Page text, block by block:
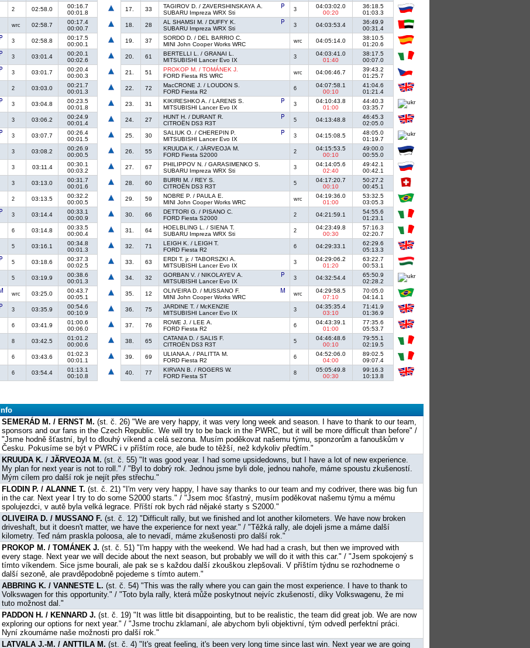
2 02:58.0
00:16.7
00:01.8
wrc 02:58.7
00:17.4
00:00.7
3 02:58.8
00:17.5
00:00.1
3 03:01.4
00:20.1
00:02.6
3 03:01.7
00:20.4
00:00.3
2 03:03.0
00:21.7
00:01.3
3 03:04.8
00:23.5
00:01.8
3 03:06.2
00:24.9
00:01.4
3 03:07.7
00:26.4
00:01.5
3 03:08.2
00:26.9
00:00.5
3 03:11.4
00:30.1
00:03.2
3 03:13.0
00:31.7
00:01.6
2 03:13.5
00:32.2
00:00.5
3 03:14.4
00:33.1
00:00.9
6 03:14.8
00:33.5
00:00.4
5 03:16.1
00:34.8
00:01.3
5 03:18.6
00:37.3
00:02.5
5 03:19.9
00:38.6
00:01.3
wrc 03:25.0
00:43.7
00:05.1
3 03:35.9
00:54.6
00:10.9
6 03:41.9
01:00.6
00:06.0
8 03:42.5
01:01.2
00:00.6
6 03:43.6
01:02.3
00:01.1
6 03:54.4
01:13.1
00:10.8
17.
33
TAGIROV D. / ZAVERSHINSKAYA A.
SUBARU Impreza WRX Sti
3
04:03:02.0
00:20
36:18.5
01:03.3
18.
28
AL SHAMSI M. / DUFFY K.
SUBARU Impreza WRX Sti
3 04:03:53.4
36:49.9
00:31.4
19.
37
SORDO D. / DEL BARRIO C.
MINI John Cooper Works WRC
wrc 04:05:14.0
38:10.5
01:20.6
20.
61
BERTELLI L. / GRANAI L.
MITSUBISHI Lancer Evo IX
3
04:03:41.0
01:40
38:17.5
00:07.0
21.
51
PROKOP M. / TOMÁNEK J.
FORD Fiesta RS WRC
wrc 04:06:46.7
39:43.2
01:25.7
22.
72
MacCRONE J. / LOUDON S.
FORD Fiesta R2
6
04:07:58.1
00:10
41:04.6
01:21.4
23.
31
KIKIRESHKO A. / LARENS S.
MITSUBISHI Lancer Evo IX
3
04:10:43.8
01:00
44:40.3
03:35.7
24.
27
HUNT H. / DURANT R.
CITROËN DS3 R3T
5 04:13:48.8
46:45.3
02:05.0
25.
30
SALIUK O. / CHEREPIN P.
MITSUBISHI Lancer Evo IX
3 04:15:08.5
48:05.0
01:19.7
26.
55
KRUUDA K. / JÄRVEOJA M.
FORD Fiesta S2000
2
04:15:53.5
00:10
49:00.0
00:55.0
27.
67
PHILIPPOV N. / GARASIMENKO S.
SUBARU Impreza WRX Sti
3
04:14:05.6
02:40
49:42.1
00:42.1
28.
60
BURRI M. / REY S.
CITROËN DS3 R3T
5
04:17:20.7
00:10
50:27.2
00:45.1
29.
59
NOBRE P. / PAULA E.
MINI John Cooper Works WRC
wrc
04:19:36.0
01:00
53:32.5
03:05.3
30.
66
DETTORI G. / PISANO C.
FORD Fiesta S2000
2 04:21:59.1
54:55.6
01:23.1
31.
64
HOELBLING L. / SIENA T.
SUBARU Impreza WRX Sti
2
04:23:49.8
00:30
57:16.3
02:20.7
32.
71
LEIGH K. / LEIGH T.
FORD Fiesta R2
6 04:29:33.1
62:29.6
05:13.3
33.
63
ERDI T. jr. / TABORSZKI A.
MITSUBISHI Lancer Evo IX
3
04:29:06.2
01:20
63:22.7
00:53.1
34.
32
GORBAN V. / NIKOLAYEV A.
MITSUBISHI Lancer Evo IX
3 04:32:54.4
65:50.9
02:28.2
35.
12
OLIVEIRA D. / MUSSANO F.
MINI John Cooper Works WRC
wrc
04:29:58.5
07:10
70:05.0
04:14.1
36.
75
JARDINE T. / McKENZIE
MITSUBISHI Lancer Evo IX
3
04:35:35.4
03:10
71:41.9
01:36.9
37.
76
ROWE J. / LEE A.
FORD Fiesta R2
6
04:43:39.1
01:00
77:35.6
05:53.7
38.
65
CATANIA D. / SALIS F.
CITROËN DS3 R3T
5
04:46:48.6
00:10
79:55.1
02:19.5
39.
69
ULIANA A. / PALITTA M.
FORD Fiesta R2
6
04:52:06.0
04:00
89:02.5
09:07.4
40.
77
KIRVAN B. / ROGERS W.
FORD Fiesta ST
8
05:05:49.8
00:30
99:16.3
10:13.8
Info
SEMERÁD M. / ERNST M. (st. č. 26) "We are very happy, it was very long week and season. I have to thank to our team,
sponsors and our fans in the Czech Republic. We will try to be back in the PWRC, but it will be more difficult than before" /
"Jsme hodně šťastní, byl to dlouhý víkend a celá sezona. Musím poděkovat našemu týmu, sponzorům a fanouškům v
Česku. Pokusíme se být v PWRC i v příštím roce, ale bude to těžší, než kdykoliv předtím."
KRUUDA K. / JÄRVEOJA M. (st. č. 55) "It was good year. I had some upsidedowns, but I have a lot of new experience.
My plan for next year is not to roll." / "Byl to dobrý rok. Jednou jsme byli dole, jednou nahoře, máme spoustu zkušeností.
Mým cílem pro další rok je nejít přes střechu."
FLODIN P. / ALANNE T. (st. č. 21) "I'm very very happy, I have say thanks to our team and my codriver, there was big fun
in the car. Next year I try to do some S2000 starts." / "Jsem moc šťastný, musím poděkovat našemu týmu a mému
spolujezdci, v autě byla velká legrace. Příští rok bych rád nějaké starty s S2000."
OLIVEIRA D. / MUSSANO F. (st. č. 12) "Difficult rally, but we finished and lot another kilometers. We have now broken
driveshaft, but it doesn't matter, we have the experience for next year." / "Těžká rally, ale dojeli jsme a máme další
kilometry. Teď nám praskla poloosa, ale to nevadí, máme zkušenosti pro další rok."
PROKOP M. / TOMÁNEK J. (st. č. 51) "I'm happy with the weekend. We had had a crash, but then we improved with
every stage. Next year we will decide about the next season, but probably we will do it with this car." / "Jsem spokojený s
tímto víkendem. Sice jsme bourali, ale pak se s každou další zkouškou zlepšovali. V příštím týdnu se rozhodneme o
další sezoně, ale pravděpodobně pojedeme s tímto autem."
ABBRING K. / VANNESTE L. (st. č. 54) "This was the rally where you can gain the most experience. I have to thank to
Volkswagen for this opportunity." / "Toto byla rally, která může poskytnout nejvíc zkušeností, díky Volkswagenu, že mi
tuto možnost dal."
PADDON H. / KENNARD J. (st. č. 19) "It was little bit disappointing, but to be realistic, the team did great job. We are now
exploring our options for next year." / "Jsme trochu zklamaní, ale abychom byli objektivní, tým odvedl perfektní práci.
Nyní zkoumáme naše možnosti pro další rok."
LATVALA J.-M. / ANTTILA M. (st. č. 4) "It's great feeling, it's been very long time since last win. Next year we are going